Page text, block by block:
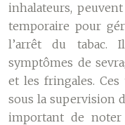
inhalateurs,
temporaire pour
l’arrêt du tabac.
symptômes de
et les fringales.
sous la supervision
important de